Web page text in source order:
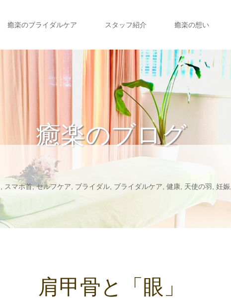
癒楽のブライダルケア スタッフ紹介 癒楽の想い
癒楽のブログ
スマホ首,セルフケア ブライダル ブライダルケア 健康 天使の羽 妊娠
肩甲骨と「眼」